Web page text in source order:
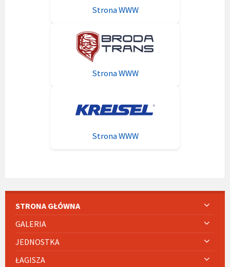
Strona WWW
Strona WWW
Strona WWW
STRONA GŁÓWNA
GALERIA
JEDNOSTKA
ŁAGISZA